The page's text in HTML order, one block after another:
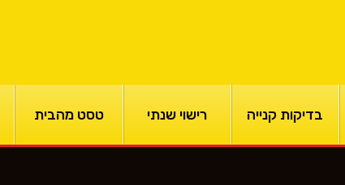
בדיקות קנייה רישוי שנתי טסט מהבית